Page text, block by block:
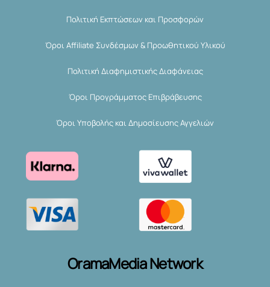
Πολιτική Εκπτώσεων και Προσφορών
Όροι Affiliate Συνδέσμων & Προωθητικού Υλικού
Πολιτική Διαφημιστικής Διαφάνειας
Όροι Προγράμματος Επιβράβευσης
Όροι Υποβολής και Δημοσίευσης Αγγελιών
OramaMedia Network